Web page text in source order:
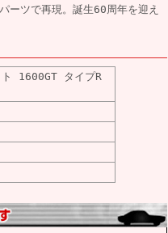
ーツで再現。誕生60周年を迎え
1600GT タイプR